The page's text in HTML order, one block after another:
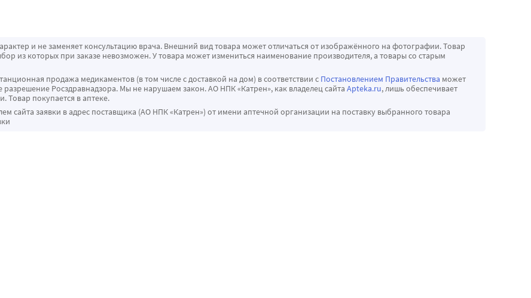
и не заменяет консультацию врача. Внешний вид товара может отличаться от изображённого на фотографии. Товар
из которых при заказе невозможен. У товара может измениться наименование производителя, а товары со старым
продажа медикаментов (в том числе с доставкой на дом) в соответствии с Постановлением Правительства может
Росздравнадзора. Мы не нарушаем закон. АО НПК «Катрен», как владелец сайта Apteka.ru, лишь обеспечивает
Товар покупается в аптеке.
сайта заявки в адрес поставщика (АО НПК «Катрен») от имени аптечной организации на поставку выбранного товара